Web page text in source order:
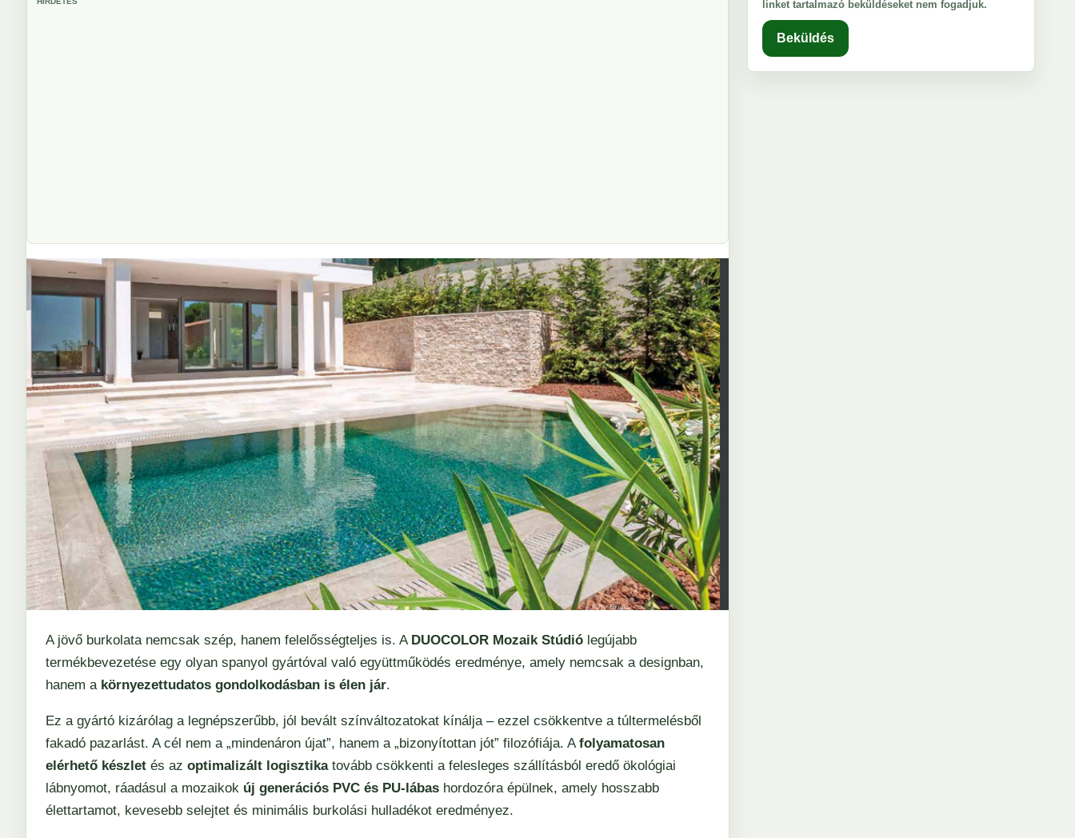
A jövő burkolata nemcsak szép, hanem felelősségteljes is. A DUOCOLOR Mozaik Stúdió legújabb
termékbevezetése egy olyan spanyol gyártóval való együttműködés eredménye, amely nemcsak a designban,
hanem a környezettudatos gondolkodásban is élen jár.
Ez a gyártó kizárólag a legnépszerűbb, jól bevált színváltozatokat kínálja – ezzel csökkentve a túltermelésből
fakadó pazarlást. A cél nem a „mindenáron újat”, hanem a „bizonyítottan jót” filozófiája. Afolyamatosan
elérhető készlet és az optimalizált logisztikatovább csökkenti a felesleges szállításból eredő ökológiai
lábnyomot, ráadásul a mozaikok új generációs PVC és PU-lábas hordozóra épülnek, amely hosszabb
élettartamot, kevesebb selejtet és minimális burkolási hulladékot eredményez.
linket tartalmazó beküldéseket nem fogadjuk.
Beküldés